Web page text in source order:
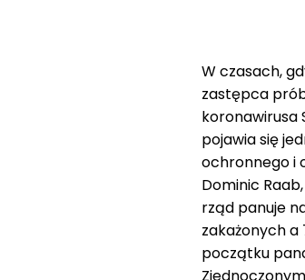
W czasach,
zastępca
koronawirusa
pojawia się
ochronnego i
Dominic
rząd panuje
zakażonych a
początku